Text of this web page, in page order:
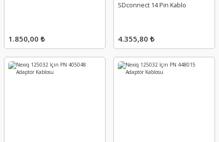
1.850,00 ₺
SDconnect 14 Pin Kablo
4.355,80 ₺